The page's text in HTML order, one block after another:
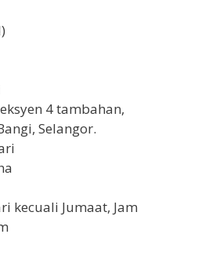
4 tambahan,
Selangor.
kecuali Jumaat, Jam